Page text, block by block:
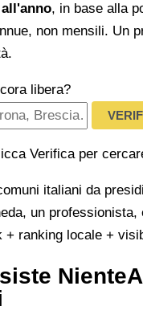
all'anno, in base alla
non mensili. Un
libera?
Verifica per
italiani da
un professionista,
+ ranking locale +